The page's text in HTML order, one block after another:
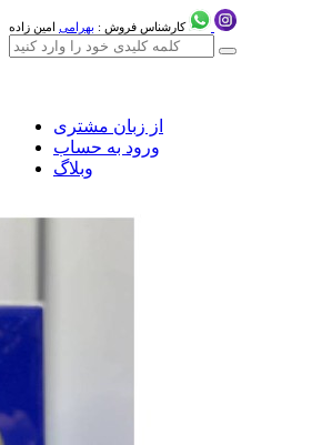
کارشناس فروش : بهرامی امین زاده
از زبان مشتری
ورود به حساب
وبلاگ